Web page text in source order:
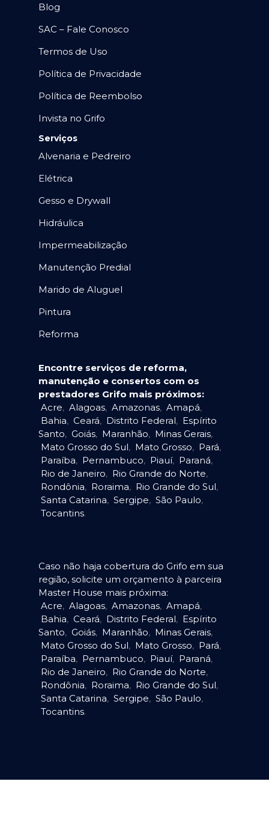
Blog
SAC – Fale Conosco
Termos de Uso
Política de Privacidade
Política de Reembolso
Invista no Grifo
Serviços
Alvenaria e Pedreiro
Elétrica
Gesso e Drywall
Hidráulica
Impermeabilização
Manutenção Predial
Marido de Aluguel
Pintura
Reforma
Encontre serviços de reforma,
manutenção e consertos com os
prestadores Grifo mais próximos:
Acre, Alagoas, Amazonas, Amapá,
Bahia, Ceará, Distrito Federal, Espírito
Santo, Goiás, Maranhão, Minas Gerais,
Mato Grosso do Sul, Mato Grosso, Pará,
Paraíba, Pernambuco, Piauí, Paraná,
Rio de Janeiro, Rio Grande do Norte,
Rondônia, Roraima, Rio Grande do Sul,
Santa Catarina, Sergipe, São Paulo,
Tocantins.
Caso não haja cobertura do Grifo em sua
região, solicite um orçamento à parceira
Master House mais próxima:
Acre, Alagoas, Amazonas, Amapá,
Bahia, Ceará, Distrito Federal, Espírito
Santo, Goiás, Maranhão, Minas Gerais,
Mato Grosso do Sul, Mato Grosso, Pará,
Paraíba, Pernambuco, Piauí, Paraná,
Rio de Janeiro, Rio Grande do Norte,
Rondônia, Roraima, Rio Grande do Sul,
Santa Catarina, Sergipe, São Paulo,
Tocantins.